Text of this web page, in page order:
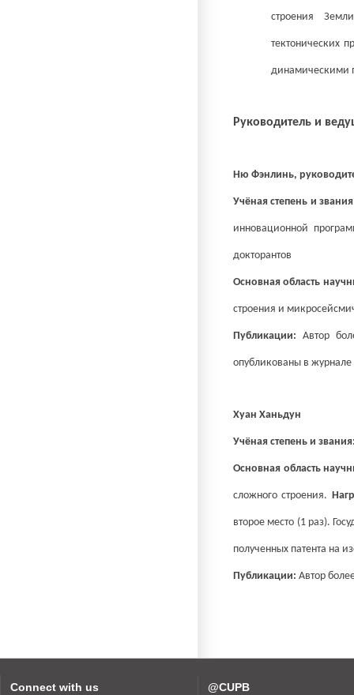
строения
тектонических
динамическими
Руководитель и
Ню Фэнлинь,
Учёная степень и
инновационной
докторантов
Основная область
строения и
Публикации:Автор
опубликованы в
Хуан Ханьдун
Учёная степень и
Основная область
сложного строения.
второе место (1 раз).
полученных патента на
Публикации: Автор
Connect with us @CUPB